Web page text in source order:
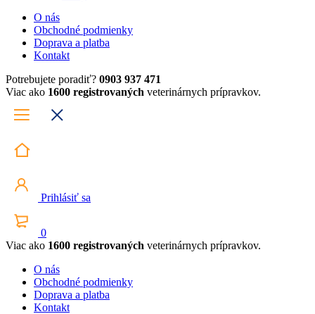
O nás
Obchodné podmienky
Doprava a platba
Kontakt
Potrebujete poradiť? 0903 937 471
Viac ako 1600 registrovaných veterinárnych prípravkov.
Prihlásiť sa
0
Viac ako 1600 registrovaných veterinárnych prípravkov.
O nás
Obchodné podmienky
Doprava a platba
Kontakt